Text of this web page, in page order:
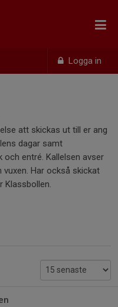
Logga in
att skickas ut till er ang
dagar samt
entré. Kallelsen avser
vuxen. Har också skickat
Klassbollen.